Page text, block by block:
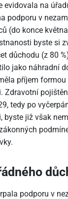
evidovala na
podporu v
(do konce
byste si
důchodu (z 80
jako náhradní
příjem
Zdravotní
tedy po
byste již však
podporu v